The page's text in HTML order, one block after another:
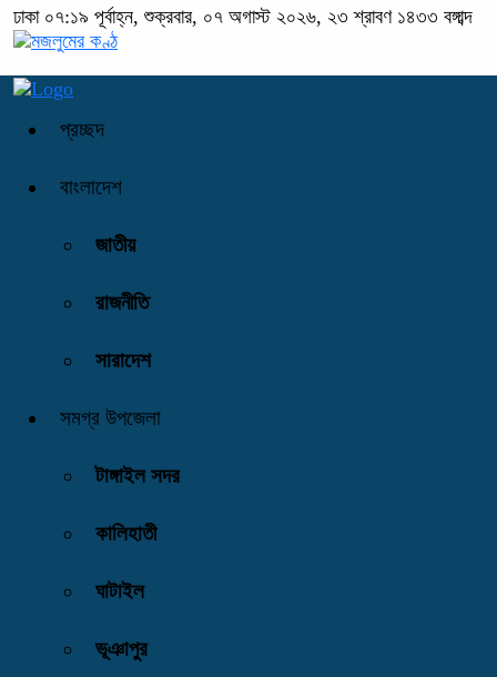
ঢাকা ০৭:১৯ পূর্বাহ্ন, শুক্রবার, ০৭ অগাস্ট ২০২৬, ২৩ শ্রাবণ ১৪৩৩ বঙ্গাব্দ
প্রচ্ছদ
বাংলাদেশ
জাতীয়
রাজনীতি
সারাদেশ
সমগ্র উপজেলা
টাঙ্গাইল সদর
কালিহাতী
ঘাটাইল
ভূঞাপুর